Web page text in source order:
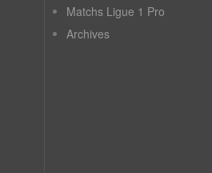
Matchs Ligue 1 Pro
Archives